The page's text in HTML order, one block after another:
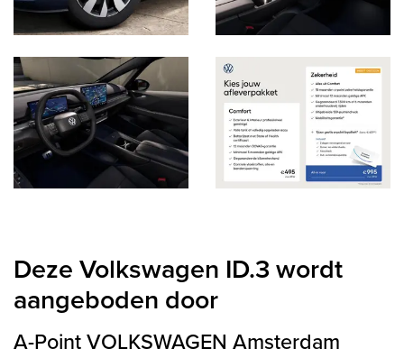
Deze Volkswagen ID.3 wordt
aangeboden door
A-Point VOLKSWAGEN Amsterdam